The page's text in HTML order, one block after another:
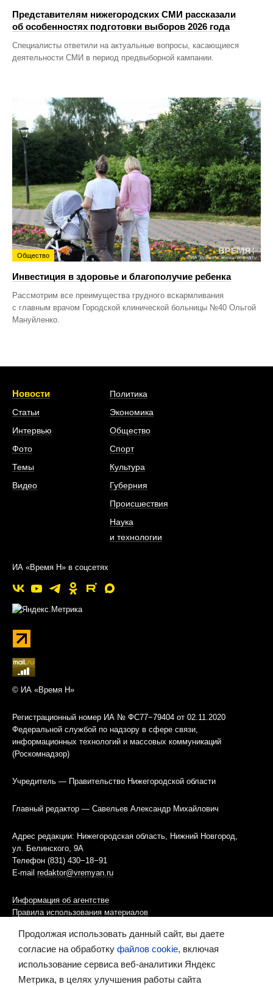
Представителям нижегородских СМИ рассказали
об особенностях подготовки выборов 2026 года
Специалисты ответили на актуальные вопросы, касающиеся
деятельности СМИ в период предвыборной кампании.
Общество
Инвестиция в здоровье и благополучие ребенка
Рассмотрим все преимущества грудного вскармливания
с главным врачом Городской клинической больницы №40 Ольгой
Мануйленко.
Новости
Статьи
Интервью
Фото
Темы
Видео
Политика
Экономика
Общество
Спорт
Культура
Губерния
Происшествия
Наука
и технологии
ИА «Время Н» в соцсетях
© ИА «Время Н»
Регистрационный номер ИА № ФС77−79404 от 02.11.2020
Федеральной службой по надзору в сфере связи,
информационных технологий и массовых коммуникаций
(Роскомнадзор)
Учредитель — Правительство Нижегородской области
Главный редактор — Савельев Александр Михайлович
Адрес редакции: Нижегородская область, Нижний Новгород,
ул. Белинского, 9А
Телефон (831) 430−18−91
E-mail redaktor@vremyan.ru
Информация об агентстве
Правила использования материалов
Информационная политика использования «cookies»-файлов
Ресурс содержит материалы 16+
Продолжая использовать данный сайт, вы даете
согласие на обработку файлов cookie, включая
использование сервиса веб-аналитики Яндекс
Метрика, в целях улучшения работы сайта